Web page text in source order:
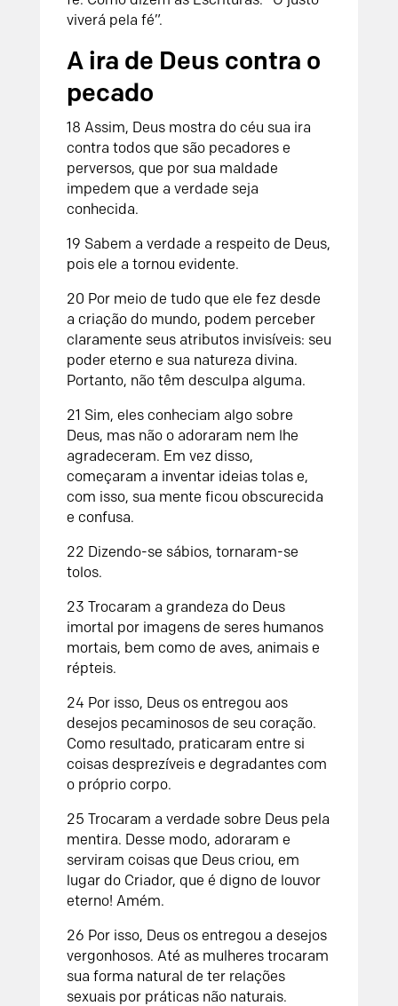
viverá pela fé”.
A ira de Deus contra o
pecado
18 Assim, Deus mostra do céu sua ira
contra todos que são pecadores e
perversos, que por sua maldade
impedem que a verdade seja
conhecida.
19 Sabem a verdade a respeito de Deus,
pois ele a tornou evidente.
20 Por meio de tudo que ele fez desde
a criação do mundo, podem perceber
claramente seus atributos invisíveis: seu
poder eterno e sua natureza divina.
Portanto, não têm desculpa alguma.
21 Sim, eles conheciam algo sobre
Deus, mas não o adoraram nem lhe
agradeceram. Em vez disso,
começaram a inventar ideias tolas e,
com isso, sua mente ficou obscurecida
e confusa.
22 Dizendo-se sábios, tornaram-se
tolos.
23 Trocaram a grandeza do Deus
imortal por imagens de seres humanos
mortais, bem como de aves, animais e
répteis.
24 Por isso, Deus os entregou aos
desejos pecaminosos de seu coração.
Como resultado, praticaram entre si
coisas desprezíveis e degradantes com
o próprio corpo.
25 Trocaram a verdade sobre Deus pela
mentira. Desse modo, adoraram e
serviram coisas que Deus criou, em
lugar do Criador, que é digno de louvor
eterno! Amém.
26 Por isso, Deus os entregou a desejos
vergonhosos. Até as mulheres trocaram
sua forma natural de ter relações
sexuais por práticas não naturais.